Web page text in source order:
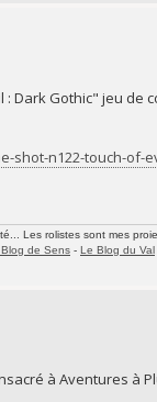
: Dark Gothic" jeu
shot-n122-touch-of-
Les rolistes sont mes
de Sens - Le Blog du Val
à Aventures à